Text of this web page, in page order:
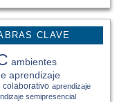
CLAVE
ambientes
aprendizaje
colaborativo aprendizaje
semipresencial